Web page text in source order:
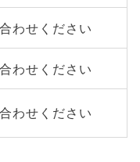
わせください
わせください
わせください